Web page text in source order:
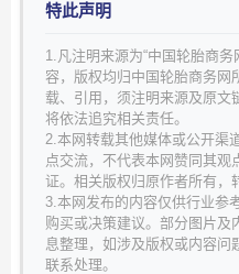
特此声明
1.凡注明来源为“中国轮胎商
容，版权均归中国轮胎商务网
载、引用，须注明来源及原文
将依法追究相关责任。
2.本网转载其他媒体或公开渠
点交流，不代表本网赞同其
证。相关版权归原作者所有，
3.本网发布的内容仅供行业参
购买或决策建议。部分图片
息整理，如涉及版权或内容问
联系处理。